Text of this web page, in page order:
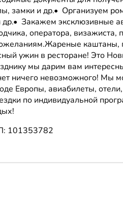
замки и др.• Организуем
др.• Закажем эксклюзивные
оператора,
каштаны,
ужин в ресторане! Это
мы дарим вам
ничего невозможного! Мы
Европы, авиабилеты,
по индивидуальной
101353782